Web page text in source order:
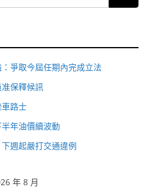
爭取今屆任期內完成立法
保釋候訊
路士
年油價續波動
週起嚴打交通違例
年 8 月